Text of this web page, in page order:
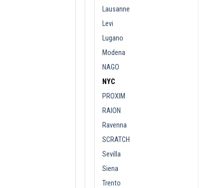
Lausanne
Levi
Lugano
Modena
NAGO
NYC
PROXIM
RAION
Ravenna
SCRATCH
Sevilla
Siena
Trento